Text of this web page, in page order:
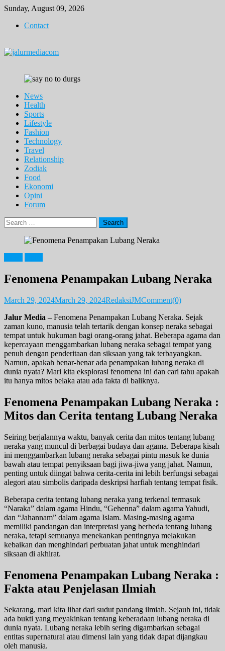
Skip
content
Sunday, August 09, 2026
Contact
News
Health
Sports
Lifestyle
Fashion
Technology
Travel
Relationship
Zodiak
Food
Ekonomi
Opini
Forum
Search
for:
Fenomena Penampakan Lubang Neraka
March 29, 2024March 29, 2024RedaksiJMComment(0)
Jalur Media – Fenomena Penampakan Lubang Neraka. Sejak
zaman kuno, manusia telah tertarik dengan konsep neraka sebagai
tempat untuk hukuman bagi orang-orang jahat. Beberapa agama dan
kepercayaan menggambarkan lubang neraka sebagai tempat yang
penuh dengan penderitaan dan siksaan yang tak terbayangkan.
Namun, apakah benar-benar ada penampakan lubang neraka di
dunia nyata? Mari kita eksplorasi fenomena ini dan cari tahu apakah
itu hanya mitos belaka atau ada fakta di baliknya.
Fenomena Penampakan Lubang Neraka :
Mitos dan Cerita tentang Lubang Neraka
Seiring berjalannya waktu, banyak cerita dan mitos tentang lubang
neraka yang muncul di berbagai budaya dan agama. Beberapa kisah
ini menggambarkan lubang neraka sebagai pintu masuk ke dunia
bawah atau tempat penyiksaan bagi jiwa-jiwa yang jahat. Namun,
penting untuk diingat bahwa cerita-cerita ini lebih berfungsi sebagai
alegori atau simbolis daripada deskripsi harfiah tentang tempat fisik.
Beberapa cerita tentang lubang neraka yang terkenal termasuk
“Naraka” dalam agama Hindu, “Gehenna” dalam agama Yahudi,
dan “Jahannam” dalam agama Islam. Masing-masing agama
memiliki pandangan dan interpretasi yang berbeda tentang lubang
neraka, tetapi semuanya menekankan pentingnya melakukan
kebaikan dan menghindari perbuatan jahat untuk menghindari
siksaan di akhirat.
Fenomena Penampakan Lubang Neraka :
Fakta atau Penjelasan Ilmiah
Sekarang, mari kita lihat dari sudut pandang ilmiah. Sejauh ini, tidak
ada bukti yang meyakinkan tentang keberadaan lubang neraka di
dunia nyata. Lubang neraka lebih sering digambarkan sebagai
entitas supernatural atau dimensi lain yang tidak dapat dijangkau
oleh manusia.